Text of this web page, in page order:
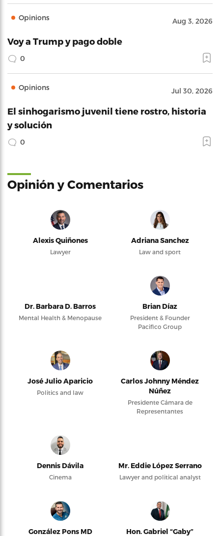
Opinions Aug 3, 2026
Voy a Trump y pago doble
0
Opinions Jul 30, 2026
El sinhogarismo juvenil tiene rostro, historia
y solución
0
Opinión y Comentarios
Alexis Quiñones
Lawyer
Adriana Sanchez
Law and sport
Dr. Barbara D. Barros
Mental Health & Menopause
Brian Díaz
President & Founder
Pacifico Group
José Julio Aparicio
Politics and law
Carlos Johnny Méndez
Núñez
Presidente Cámara de
Representantes
Dennis Dávila
Cinema
Mr. Eddie López Serrano
Lawyer and political analyst
González Pons MD
Hon. Gabriel “Gaby”